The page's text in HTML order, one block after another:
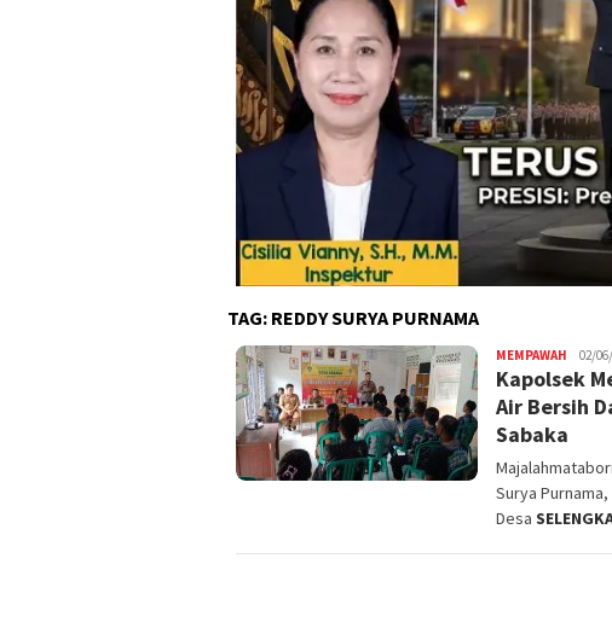
TAG: REDDY SURYA PURNAMA
MEMPAWAH
rifangga
02/
Kapolsek
Air Bersih
Sabaka
Surya
Desa